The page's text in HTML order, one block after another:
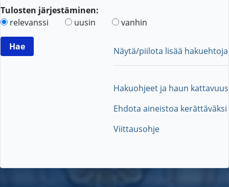
Tulosten järjestäminen:
relevanssi
uusin vanhin
Näytä/piilota lisää hakuehtoja
Hakuohjeet ja haun kattavuus
Ehdota aineistoa kerättäväksi
Viittausohje